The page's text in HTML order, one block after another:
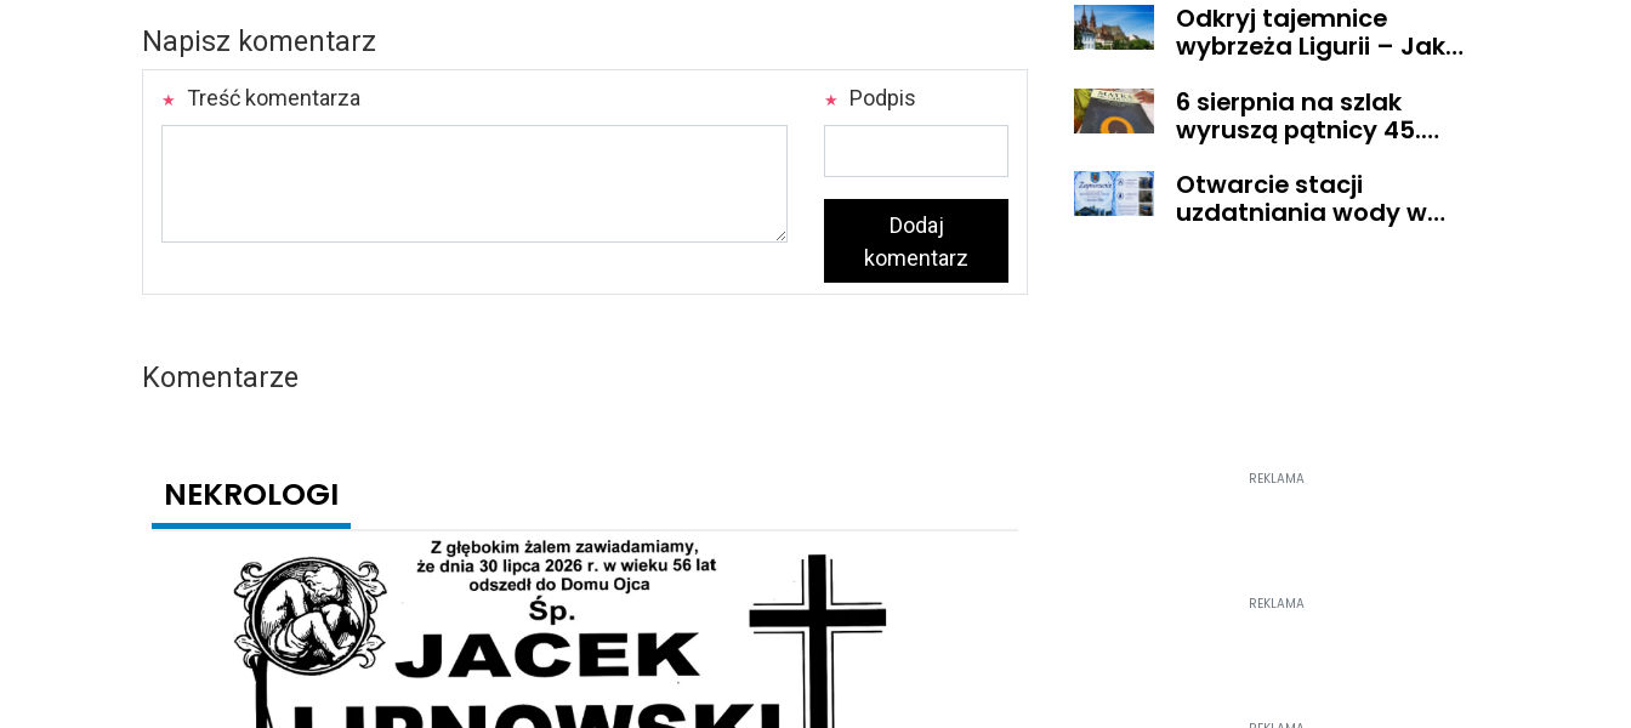
Napisz komentarz
Treść komentarza Podpis
Dodaj
komentarz
Komentarze
Odkryj tajemnice
wybrzeża Ligurii – Jak
chwile w krainie pesto i
słońca
6 sierpnia na szlak
wyruszą pątnicy 45.
Diecezji Płockiej na
Jasną Górę
Otwarcie stacji
uzdatniania wody w
NEKROLOGI REKLAMA
REKLAMA